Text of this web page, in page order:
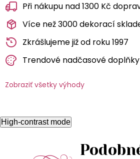
Při nákupu nad 1300 Kč
Více než 3000 dekorací
Zkrášlujeme již od roku 1997
Trendové nadčasové
Zobraziť všetky výhody
High-contrast mode